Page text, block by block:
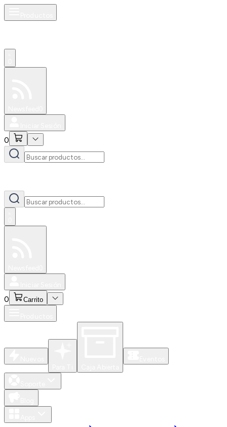
0
0 Carrito